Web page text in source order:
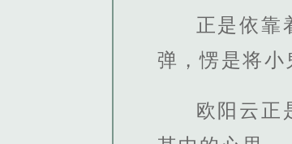
正是依靠
弹，愣是将小
欧阳云正